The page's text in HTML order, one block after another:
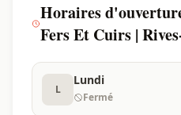
Horaires
Fers Et Cuirs |
L
Lundi
Fermé